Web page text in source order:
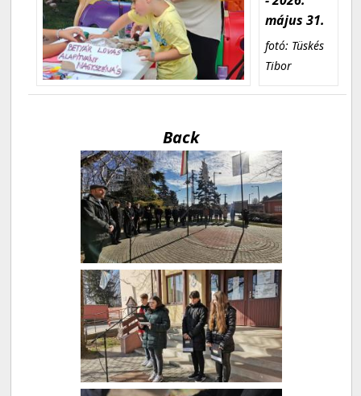
május 31.
fotó: Tüskés
Tibor
Back